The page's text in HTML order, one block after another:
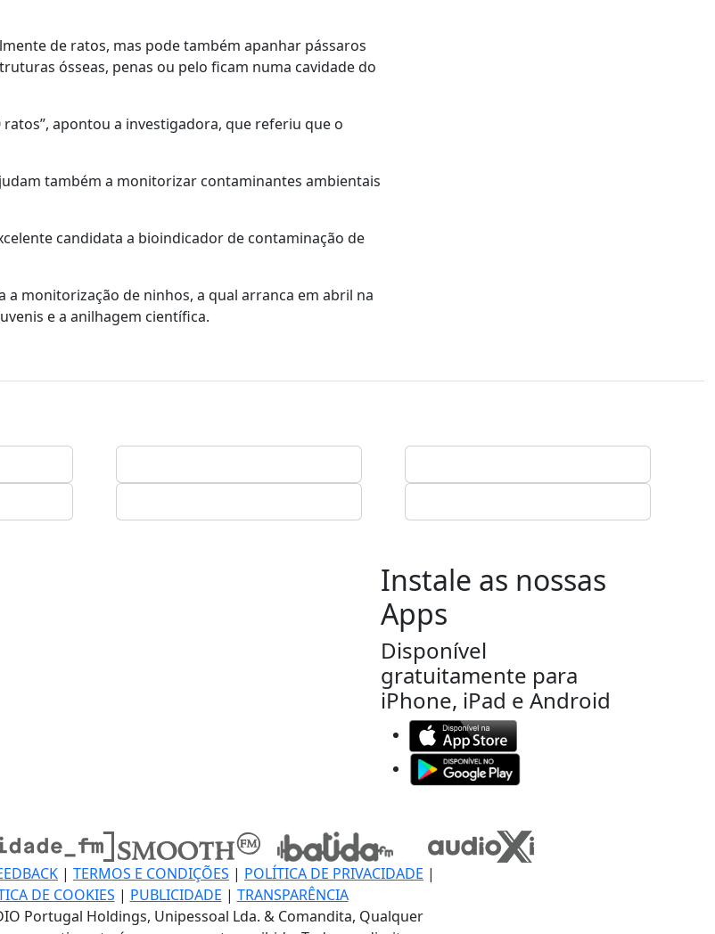
de ratos, mas pode também apanhar pássaros
ósseas, penas ou pelo ficam numa cavidade do
apontou a investigadora, que referiu que o
também a monitorizar contaminantes ambientais
candidata a bioindicador de contaminação de
monitorização de ninhos, a qual arranca em abril na
e a anilhagem científica.
Instale as nossas
Apps
Disponível
gratuitamente para
iPhone, iPad e Android
| TERMOS E CONDIÇÕES | POLÍTICA DE PRIVACIDADE |
DE COOKIES | PUBLICIDADE | TRANSPARÊNCIA
Portugal Holdings, Unipessoal Lda. & Comandita, Qualquer